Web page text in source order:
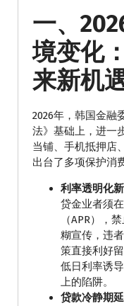
一、
境变化
来新机
2026年，韩国金融
法》基础上，进一
当铺、手机抵押店
出台了多项保护消
利率透明化
贷金业者须
（APR），
糊宣传，违
策直接利好
低日利率诱
上的陷阱。
贷款冷静期延